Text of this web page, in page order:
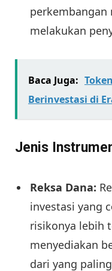
perkembangan
melakukan
Baca Juga:
Berinvestasi di
Jenis
Reksa Dana:
investasi yang
risikonya lebih
menyediakan
dari yang